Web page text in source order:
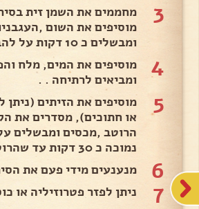
3
מחממים את השמן זית
מוסיפים את השום
ומבשלים כ 10 דקות על להבה נמוכה . .
4
מוסיפים את המים, מלח
ומביאים לרתיחה . .
5
מוסיפים את הזיתים
או חתוכים), מסדרים את
הרוטב ,מכסים ומבשלים
נמוכה כ 30 דקות עד שהרוטב מסמיך . .
6 מנענעים מידי פעם את
7 ניתן לפזר פטרוזיליה או